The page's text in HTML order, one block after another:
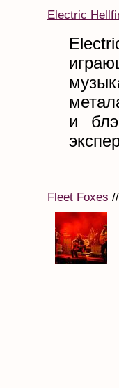
Electric
и
Fleet Foxes